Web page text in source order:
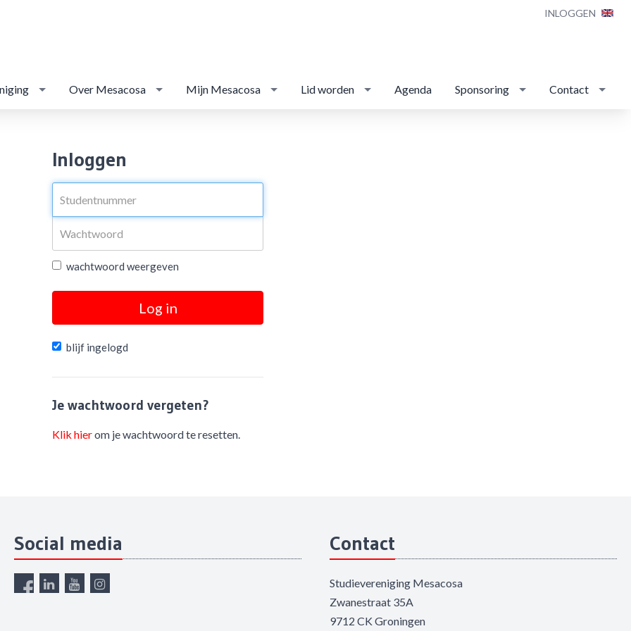
INLOGGEN
Over Mesacosa Mijn Mesacosa Lid worden Agenda Sponsoring Contact
Inloggen
wachtwoord weergeven
Log in
blijf ingelogd
Je wachtwoord vergeten?
Klik hierom je wachtwoord te resetten.
Social media Contact
Studievereniging Mesacosa
Zwanestraat 35A
9712 CK Groningen